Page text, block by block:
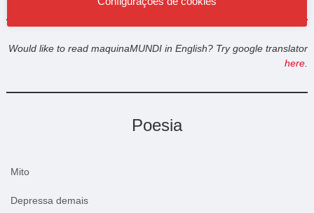
Would like to read maquinaMUNDI in English? Try google translator
here
Poesia
Mito
Depressa demais